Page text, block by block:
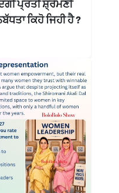
ਪ੍ਰਤੀ ਸ਼੍ਰੋਮਣੀ
ਕਿਹੋ ਜਿਹੀ ਹੈ ?